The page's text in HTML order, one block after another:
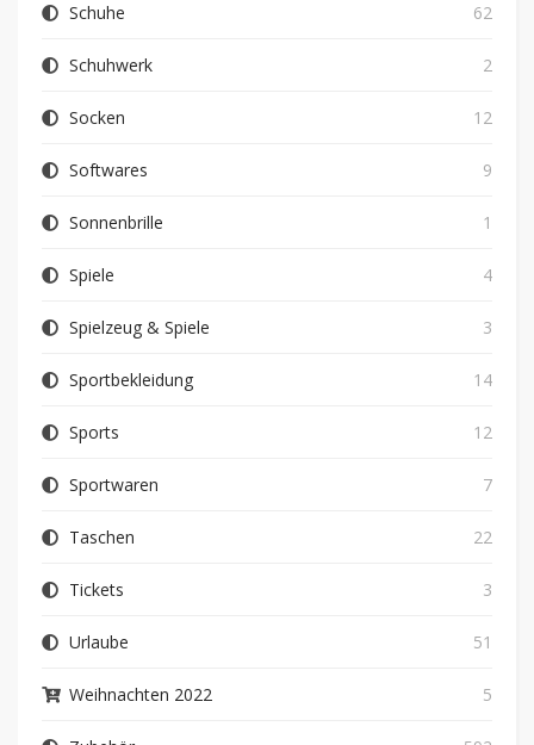
Schuhe 62
Schuhwerk 2
Socken 12
Softwares 9
Sonnenbrille 1
Spiele 4
Spielzeug & Spiele 3
Sportbekleidung 14
Sports 12
Sportwaren 7
Taschen 22
Tickets 3
Urlaube 51
Weihnachten 2022 5